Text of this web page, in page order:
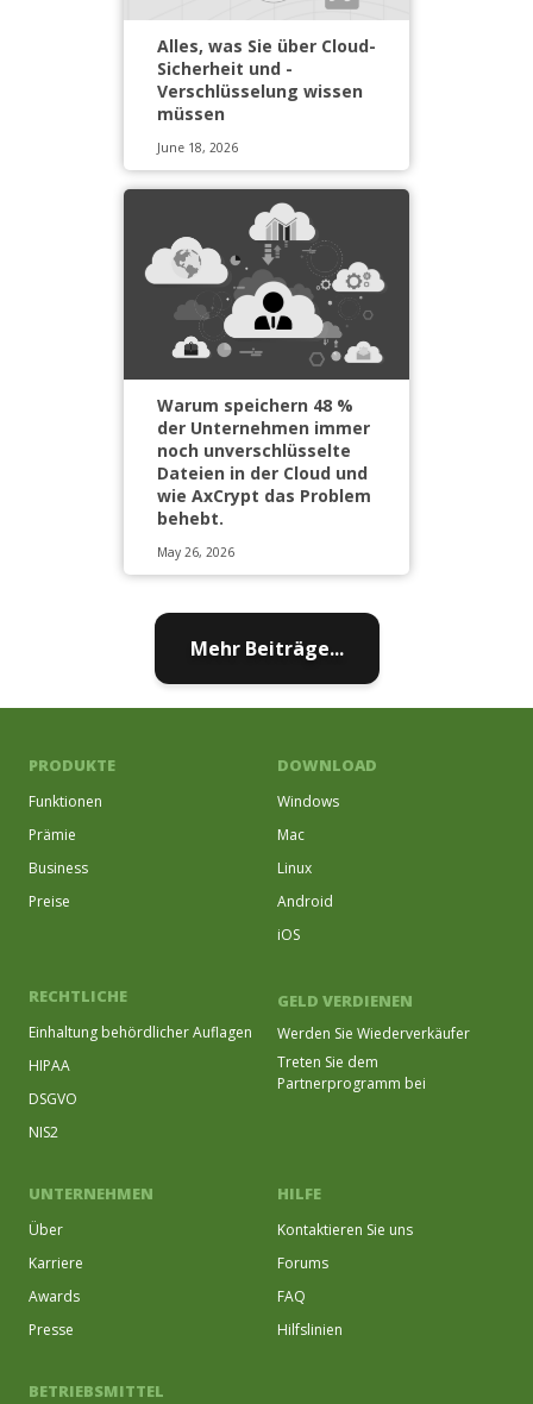
Alles, was Sie über Cloud-
Sicherheit und -
Verschlüsselung wissen
müssen
June 18, 2026
Warum speichern 48 %
der Unternehmen immer
noch unverschlüsselte
Dateien in der Cloud und
wie AxCrypt das Problem
behebt.
May 26, 2026
Mehr Beiträge...
PRODUKTE
Funktionen
Prämie
Business
Preise
DOWNLOAD
Windows
Mac
Linux
Android
iOS
RECHTLICHE
Einhaltung behördlicher Auflagen
HIPAA
DSGVO
NIS2
GELD VERDIENEN
Werden Sie Wiederverkäufer
Treten Sie dem
Partnerprogramm bei
UNTERNEHMEN
Über
Karriere
Awards
Presse
HILFE
Kontaktieren Sie uns
Forums
FAQ
Hilfslinien
BETRIEBSMITTEL